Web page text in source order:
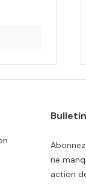
Bulletin
ne
action